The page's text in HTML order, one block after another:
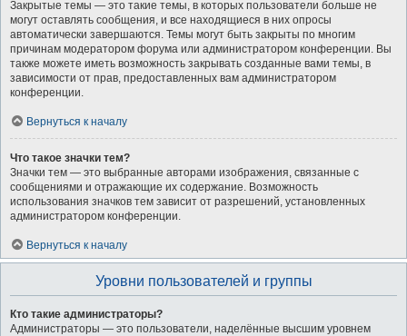
Закрытые темы — это такие темы, в которых пользователи больше не
могут оставлять сообщения, и все находящиеся в них опросы
автоматически завершаются. Темы могут быть закрыты по многим
причинам модератором форума или администратором конференции. Вы
также можете иметь возможность закрывать созданные вами темы, в
зависимости от прав, предоставленных вам администратором
конференции.
Вернуться к началу
Что такое значки тем?
Значки тем — это выбранные авторами изображения, связанные с
сообщениями и отражающие их содержание. Возможность
использования значков тем зависит от разрешений, установленных
администратором конференции.
Вернуться к началу
Уровни пользователей и группы
Кто такие администраторы?
Администраторы — это пользователи, наделённые высшим уровнем